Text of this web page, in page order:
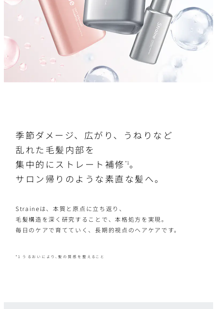
季節ダメージ、広がり、うねりなど
乱れた毛髪内部を
集中的にストレート補修 *1。
サロン帰りのような素直な髪へ。
Straineは、本質と原点に立ち返り、
毛髪構造を深く研究することで、本格処方を実現。
毎日のケアで育てていく、長期的視点のヘアケアです。
*1 うるおいにより、髪の質感を整えること